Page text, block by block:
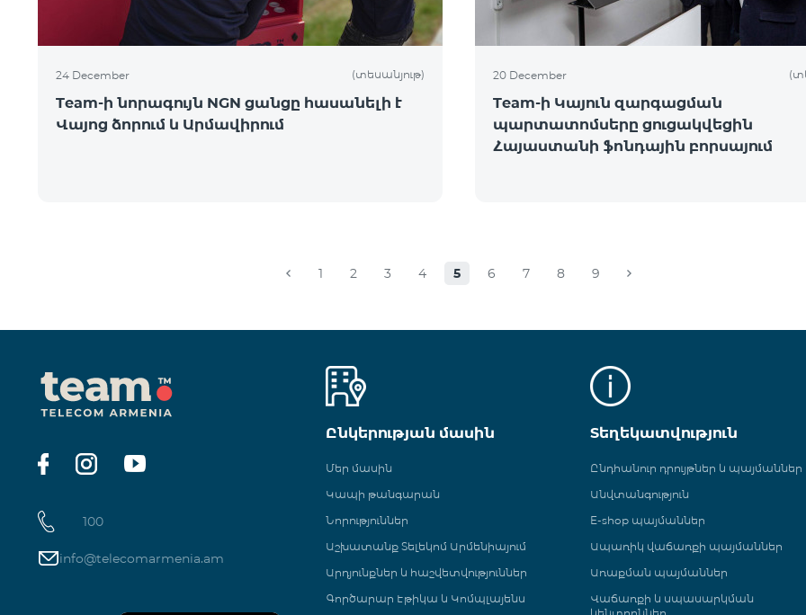
24 December (տեսանյութ)
Team-ի նորագույն NGN ցանցը հասանելի է
Վայոց ձորում և Արմավիրում
20 December
Team-ի Կայուն զարգացման
պարտատոմսերը ցուցակվեցին
Հայաստանի ֆոնդային բորսայում
1 2 3 4 5 6 7 8 9
100
info@telecomarmenia.am
Ընկերության մասին
Մեր մասին
Կապի թանգարան
Նորություններ
Աշխատանք Տելեկոմ Արմենիայում
Արդյունքներ և հաշվետվություններ
Գործարար Էթիկա և Կոմպլայենս
Տեղեկատվություն
Ընդհանուր դրույթներ և պայմաններ
Անվտանգություն
E-shop պայմաններ
Ապառիկ վաճառքի պայմաններ
Առաքման պայմաններ
Վաճառքի և սպասարկման